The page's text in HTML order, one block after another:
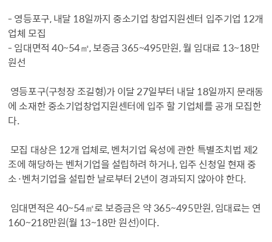
- 영등포구, 내달 18일까지 중소기업 창업지원센터 입주기업 12개
업체 모집
- 임대면적 40~54㎡, 보증금 365~495만원, 월 임대료 13~18만
원선
영등포구(구청장 조길형)가 이달 27일부터 내달 18일까지 문래동
에 소재한 중소기업창업지원센터에 입주 할 기업체를 공개 모집한
다.
모집 대상은 12개 업체로, 벤처기업 육성에 관한 특별조치법 제2
조에 해당하는 벤처기업을 설립하려 하거나, 입주 신청일 현재 중
소·벤처기업을 설립한 날로부터 2년이 경과되지 않아야 한다.
임대면적은 40~54㎡로 보증금은 약 365~495만원, 임대료는 연
160~218만원(월 13~18만 원선)이다.